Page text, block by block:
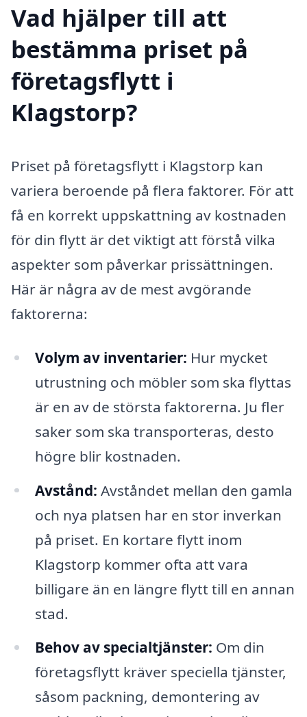
Vad hjälper till att
bestämma priset på
företagsflytt i
Klagstorp?
Priset på företagsflytt i Klagstorp kan
variera beroende på flera faktorer. För att
få en korrekt uppskattning av kostnaden
för din flytt är det viktigt att förstå vilka
aspekter som påverkar prissättningen.
Här är några av de mest avgörande
faktorerna:
Volym av inventarier: Hur mycket
utrustning och möbler som ska flyttas
är en av de största faktorerna. Ju fler
saker som ska transporteras, desto
högre blir kostnaden.
Avstånd: Avståndet mellan den gamla
och nya platsen har en stor inverkan
på priset. En kortare flytt inom
Klagstorp kommer ofta att vara
billigare än en längre flytt till en annan
stad.
Behov av specialtjänster: Om din
företagsflytt kräver speciella tjänster,
såsom packning, demontering av